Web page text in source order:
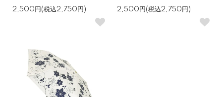
2,500円(税込2,750円)
2,500円(税込2,750円)